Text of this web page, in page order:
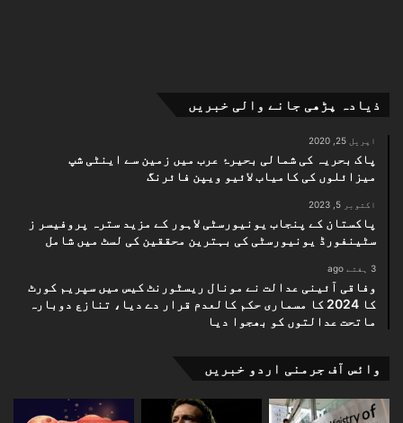
ذیادہ پڑھی جانے والی خبریں
اپریل 25, 2020
پاک بحریہ کی شمالی بحیرۂ عرب میں زمین سے اینٹی شپ
میزائلوں کی کامیاب لائیو ویپن فائرنگ
اکتوبر 5, 2023
پاکستان کے پنجاب یونیورسٹی لاہور کے مزید سترہ پروفیسر ز
سٹینفورڈ یونیورسٹی کی بہترین محققین کی لسٹ میں شامل
3 ہفتے ago
وفاقی آئینی عدالت نے مونال ریسٹورنٹ کیس میں سپریم کورٹ
کا 2024 کا مسماری حکم کالعدم قرار دے دیا، تنازع دوبارہ
ماتحت عدالتوں کو بھجوا دیا
وائس آف جرمنی اردو خبریں